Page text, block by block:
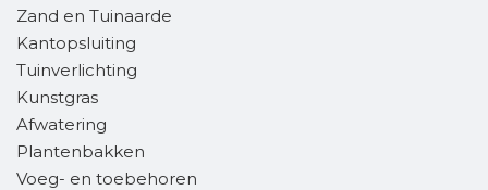
Zand en Tuinaarde
Kantopsluiting
Tuinverlichting
Kunstgras
Afwatering
Plantenbakken
Voeg- en toebehoren